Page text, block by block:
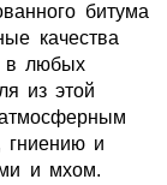
битума
качества
в любых
из этой
гниению и
и мхом.